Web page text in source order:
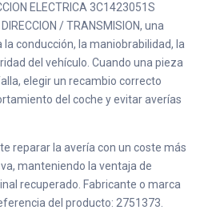
ELECTRICA 3C1423051S
/ TRANSMISION, una
conducción, la maniobrabilidad, la
del vehículo. Cuando una pieza
elegir un recambio correcto
del coche y evitar averías
reparar la avería con un coste más
manteniendo la ventaja de
recuperado. Fabricante o marca
del producto: 2751373.